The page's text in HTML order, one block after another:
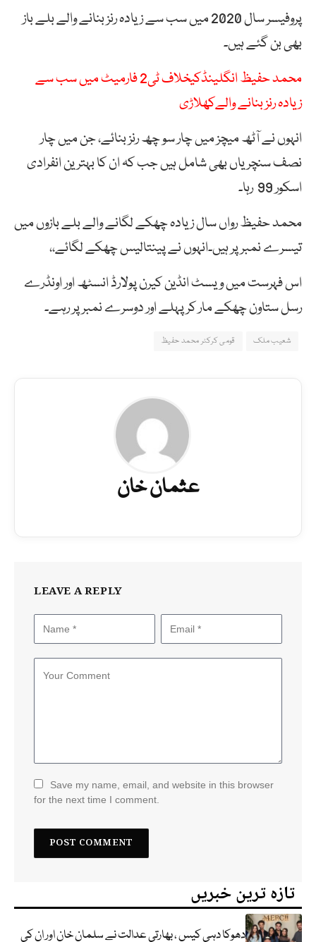
پروفیسر سال 2020 میں سب سے زیادہ رنز بنانے والے بلے باز
بھی بن گئے ہیں۔
محمد حفیظ انگلینڈکیخلاف ٹی2 فارمیٹ میں سب سے
زیادہ رنز بنانے والےکھلاڑی
انہوں نے آٹھ میچز میں چار سو چھ رنز بنائے، جن میں چار
نصف سنچریاں بھی شامل ہیں جب کہ ان کا بہترین انفرادی
اسکور 99 رہا۔
محمد حفیظ رواں سال زیادہ چھکے لگانے والے بلے بازوں میں
تیسرے نمبر پر ہیں۔انہوں نے پینتالیس چھکے لگائے،،
اس فہرست میں ویسٹ انڈین کیرن پولارڈ انسٹھ اور اونڈرے
رسل ستاون چھکے مار کر پہلے اور دوسرے نمبر پر رہے۔
شعیب ملک قومی کرکٹر محمد حفیظ
عثمان خان
LEAVE A REPLY
Save my name, email, and website in this browser
for the next time I comment.
تازہ ترین خبریں
دھوکا دہی کیس ، بھارتی عدالت نے سلمان خان اور ان کی